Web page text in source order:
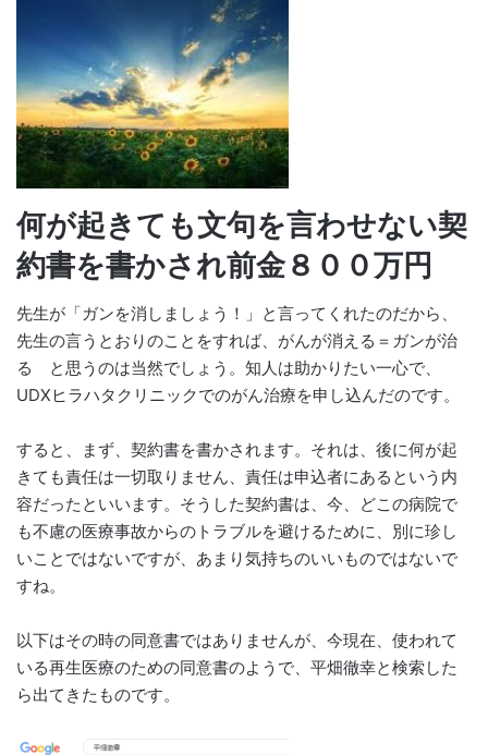
何が起きても文句を言わせない契
約書を書かされ前金８００万円
先生が「ガンを消しましょう！」と言ってくれたのだから、
先生の言うとおりのことをすれば、がんが消える＝ガンが治
る と思うのは当然でしょう。知人は助かりたい一心で、
UDXヒラハタクリニックでのがん治療を申し込んだのです。
すると、まず、契約書を書かされます。それは、後に何が起
きても責任は一切取りません、責任は申込者にあるという内
容だったといいます。そうした契約書は、今、どこの病院で
も不慮の医療事故からのトラブルを避けるために、別に珍し
いことではないですが、あまり気持ちのいいものではないで
すね。
以下はその時の同意書ではありませんが、今現在、使われて
いる再生医療のための同意書のようで、 平畑徹幸と検索した
ら出てきたものです。